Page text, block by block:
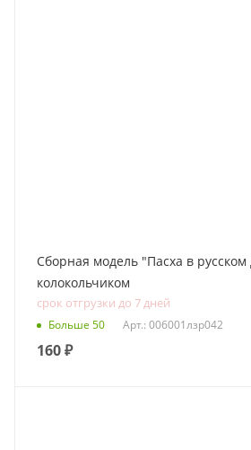
Сборная модель "Пасха в русском
колокольчиком
срок отгрузки до 7 дней
Больше 50 Арт.: 006001лзр042
160₽